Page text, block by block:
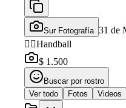
Sur Fotografía 31 de
🤾‍♂️Handball
$ 1.500
Buscar por rostro
Ver todo
Fotos Videos